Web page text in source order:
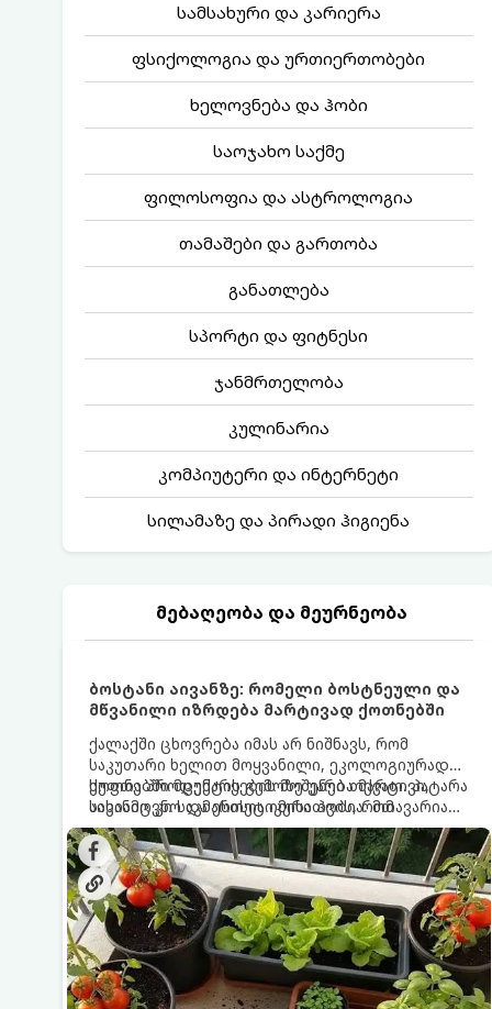
სამსახური და კარიერა
ფსიქოლოგია და ურთიერთობები
ხელოვნება და ჰობი
საოჯახო საქმე
ფილოსოფია და ასტროლოგია
თამაშები და გართობა
განათლება
სპორტი და ფიტნესი
ჯანმრთელობა
კულინარია
კომპიუტერი და ინტერნეტი
სილამაზე და პირადი ჰიგიენა
მებაღეობა და მეურნეობა
ბოსტანი აივანზე: რომელი ბოსტნეული და
მწვანილი იზრდება მარტივად ქოთნებში
ქალაქში ცხოვრება იმას არ ნიშნავს, რომ
საკუთარი ხელით მოყვანილი, ეკოლოგიურად
სუფთა პროდუქტის გემოზე უარი თქვათ. პატარა
აივანიც კი საკმარისია იმისათვის, რომ
მოიწყოთ მინი-ბოსტანი, საიდანაც
ყოველდღიურად ახალ, არომატულ მწვანილსა
და ბოსტნეულს მოკრეფთ.
ქოთნებში მცენარეების მოშენება მარტივი,
სასიამოვნო და ესთეტიკური ჰობია. მთავარია
იცოდეთ, რომელი კულტურები ეგუებიან
ქოთნის პირობებს ყველაზე კარგად და როგორ
მოუაროთ მათ სწორად.